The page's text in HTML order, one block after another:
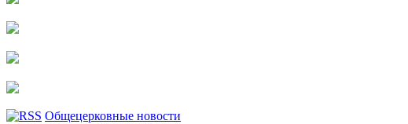
Общецерковные новости